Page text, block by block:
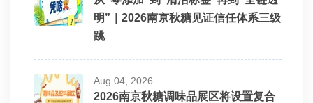
江苏香之派食品有限公司
合肥佰益食品有限公司
明”｜2026南京秋糖见证信任体系三级
跳
Aug 04, 2026
2026南京秋糖调味品展区将设置复合